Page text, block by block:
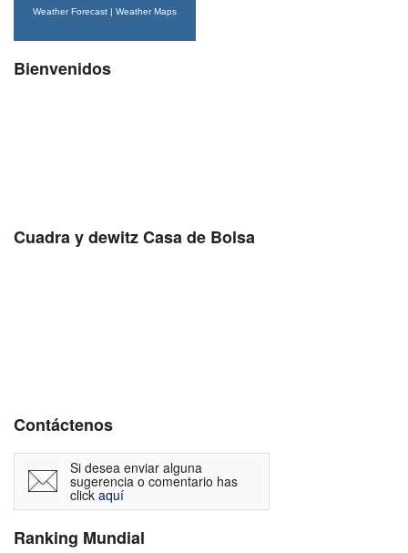
Weather Forecast | Weather Maps
Bienvenidos
Cuadra y dewitz Casa de Bolsa
Contáctenos
Si desea enviar alguna
sugerencia o comentario has
click aquí
Ranking Mundial